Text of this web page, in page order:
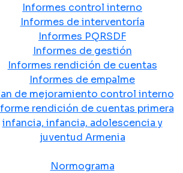
Informes control interno
Informes de interventoría
Informes PQRSDF
Informes de gestión
Informes rendición de cuentas
Informes de empalme
de mejoramiento control interno
rendición de cuentas primera
infancia, infancia, adolescencia y
juventud Armenia
Normograma